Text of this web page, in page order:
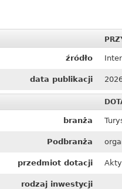
źródło
data publikacji
branża
Podbranża
przedmiot dotacji
rodzaj inwestycji